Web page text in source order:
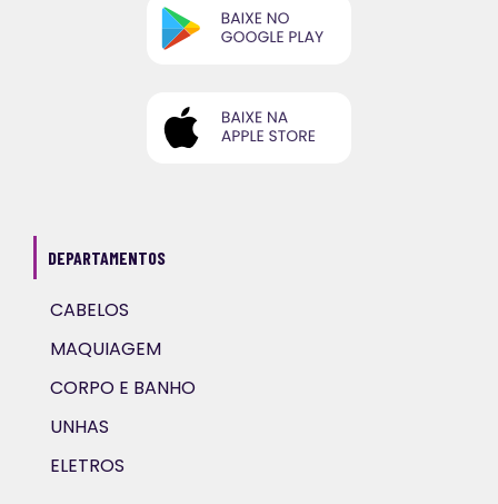
DEPARTAMENTOS
CABELOS
MAQUIAGEM
CORPO E BANHO
UNHAS
ELETROS